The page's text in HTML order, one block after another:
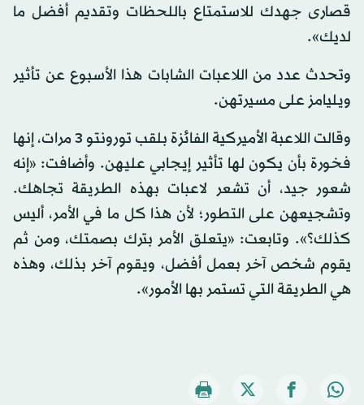
قصارى جهدك للاستمتاع باللحظات وتقديم أفضل ما
لديك».
وتحدث عدد من اللاعبات الشابات هذا الأسبوع عن تأثير
ويليامز على مسيرتهن.
وقالت اللاعبة الأميركية الفائزة بلقب تورونتو 3 مرات، إنها
فخورة بأن يكون لها تأثير إيجابي عليهن. وأضافت: «إنه
شعور جيد، أن تشعر لاعبات بهذه الطريقة تجاهك.
وتشجيعهن على التطور؛ لأن هذا كل ما في الأمر، أليس
كذلك؟». وتابعت: «يتعلق الأمر بترك بصمتك، ومن ثم
يقوم شخص آخر بعمل أفضل، ويقوم آخر بذلك، وهذه
هي الطريقة التي تستمر بها الأمور».